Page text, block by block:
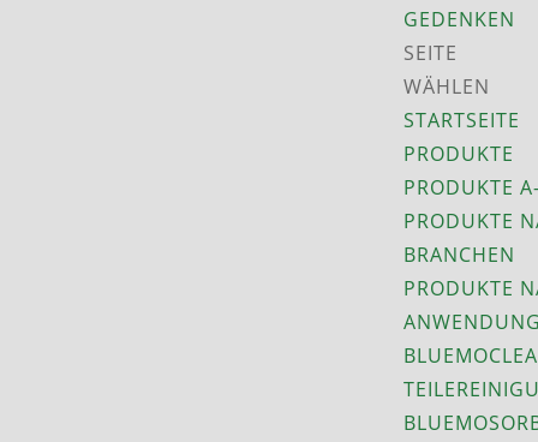
GEDENKEN
SEITE
WÄHLEN
STARTSEITE
PRODUKTE
PRODUKTE
PRODUKTE
BRANCHEN
PRODUKTE